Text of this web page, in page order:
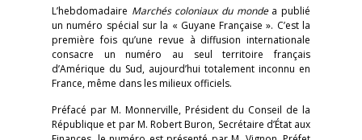
L’hebdomadaire Marchés coloniaux du mondea publié
un numéro spécial sur la « Guyane Française ». C’est la
première fois qu’une revue à diffusion internationale
consacre un numéro au seul territoire français
d’Amérique du Sud, aujourd’hui totalement inconnu en
France, même dans les milieux officiels.
Préfacé par M. Monnerville, Président du Conseil de la
République et par M. Robert Buron, Secrétaire d’État aux